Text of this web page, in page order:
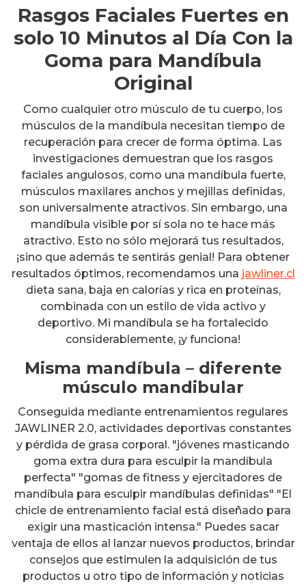
Rasgos Faciales Fuertes en
solo 10 Minutos al Día Con la
Goma para Mandíbula
Original
Como cualquier otro músculo de tu cuerpo, los
músculos de la mandíbula necesitan tiempo de
recuperación para crecer de forma óptima. Las
investigaciones demuestran que los rasgos
faciales angulosos, como una mandíbula fuerte,
músculos maxilares anchos y mejillas definidas,
son universalmente atractivos. Sin embargo, una
mandíbula visible por sí sola no te hace más
atractivo. Esto no sólo mejorará tus resultados,
¡sino que además te sentirás genial! Para obtener
resultados óptimos, recomendamos una jawliner.cl
dieta sana, baja en calorías y rica en proteínas,
combinada con un estilo de vida activo y
deportivo. Mi mandíbula se ha fortalecido
considerablemente, ¡y funciona!
Misma mandíbula – diferente
músculo mandibular
Conseguida mediante entrenamientos regulares
JAWLINER 2.0, actividades deportivas constantes
y pérdida de grasa corporal. "jóvenes masticando
goma extra dura para esculpir la mandíbula
perfecta" "gomas de fitness y ejercitadores de
mandíbula para esculpir mandíbulas definidas" "El
chicle de entrenamiento facial está diseñado para
exigir una masticación intensa." Puedes sacar
ventaja de ellos al lanzar nuevos productos, brindar
consejos que estimulen la adquisición de tus
productos u otro tipo de información y noticias